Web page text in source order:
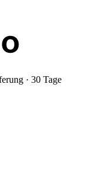
· 30 Tage